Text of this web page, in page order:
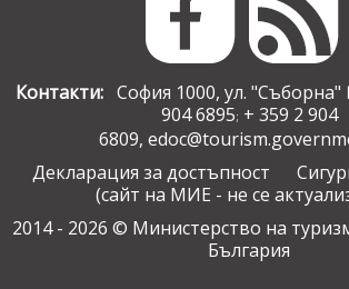
Контакти:София 1000, ул. "Съборна"
904 6895; + 359 2 904
6809,
Декларация за достъпност
(сайт на МИЕ - не се
2014 - 2026 © Министерство на
България